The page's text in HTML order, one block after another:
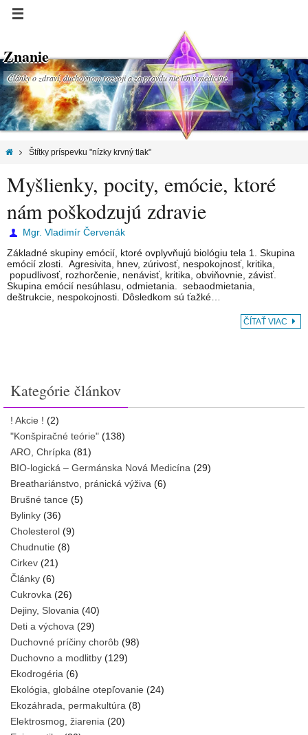
Znanie
Články o zdraví, duchovnom rozvoji a za pravdu nie len v medicíne.
Štítky príspevku "nízky krvný tlak"
Myšlienky, pocity, emócie, ktoré
nám poškodzujú zdravie
Mgr. Vladimír Červenák
Základné skupiny emócií, ktoré ovplyvňujú biológiu tela 1. Skupina
emócií zlosti. Agresivita, hnev, zúrivosť, nespokojnosť, kritika,
popudlivosť, rozhorčenie, nenávisť, kritika, obviňovnie, závisť.
Skupina emócií nesúhlasu, odmietania. sebaodmietania,
deštrukcie, nespokojnosti. Dôsledkom sú ťažké…
ČÍTAŤ VIAC
Kategórie článkov
! Akcie ! (2)
"Konšpiračné teórie" (138)
ARO, Chrípka (81)
BIO-logická – Germánska Nová Medicína (29)
Breathariánstvo, pránická výživa (6)
Brušné tance (5)
Bylinky (36)
Cholesterol (9)
Chudnutie (8)
Cirkev (21)
Články (6)
Cukrovka (26)
Dejiny, Slovania (40)
Deti a výchova (29)
Duchovné príčiny chorôb (98)
Duchovno a modlitby (129)
Ekodrogéria (6)
Ekológia, globálne otepľovanie (24)
Ekozáhrada, permakultúra (8)
Elektrosmog, žiarenia (20)